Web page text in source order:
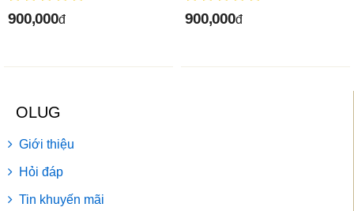
900,000đ 900,000đ
OLUG
Giới thiệu
Hỏi đáp
Tin khuyến mãi